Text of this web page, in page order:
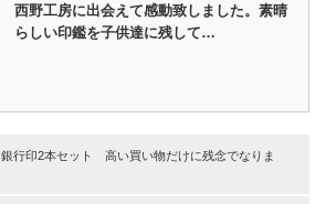
西野工房に出会えて感動致しました。素晴
らしい印鑑を子供達に残して…
行印2本セット 高い買い物だけに残念でなりま